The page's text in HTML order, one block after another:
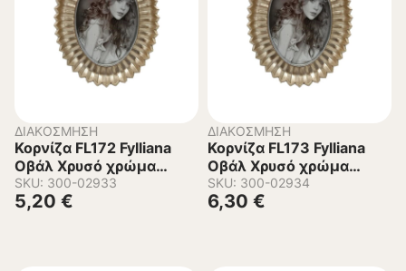
ΔΙΑΚΌΣΜΗΣΗ
Κορνίζα FL172 Fylliana
Οβάλ Χρυσό χρώμα
10×15εκ.
SKU: 300-02933
5,20 €
ΔΙΑΚΌΣΜΗΣΗ
Κορνίζα FL173 Fylliana
Οβάλ Χρυσό χρώμα
13×18εκ.
SKU: 300-02934
6,30 €